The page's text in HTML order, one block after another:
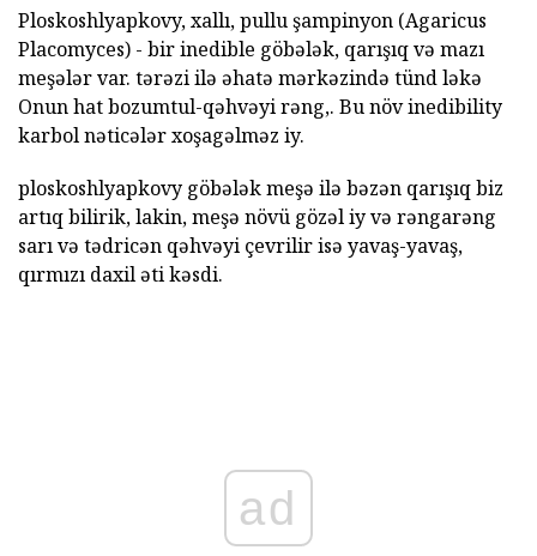
Ploskoshlyapkovy, xallı, pullu şampinyon (Agaricus
Placomyces) - bir inedible göbələk, qarışıq və mazı
meşələr var. tərəzi ilə əhatə mərkəzində tünd ləkə
Onun hat bozumtul-qəhvəyi rəng,. Bu növ inedibility
karbol nəticələr xoşagəlməz iy.
ploskoshlyapkovy göbələk meşə ilə bəzən qarışıq biz
artıq bilirik, lakin, meşə növü gözəl iy və rəngarəng
sarı və tədricən qəhvəyi çevrilir isə yavaş-yavaş,
qırmızı daxil əti kəsdi.
ad